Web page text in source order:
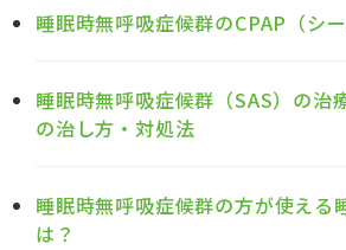
睡眠時無呼吸症候群のCPAP（シ
睡眠時無呼吸症候群（SAS）の治
の治し方・対処法
睡眠時無呼吸症候群の方が使える
は？